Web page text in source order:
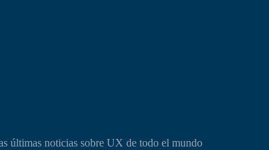
últimas noticias sobre UX de todo el mundo